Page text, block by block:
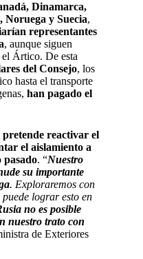
Dinamarca,
y Suecia,
representantes
, aunque siguen
Ártico. De esta
del Consejo, los
hasta el transporte
han pagado el
pretende reactivar el
el aislamiento a
pasado. “Nuestro
su importante
. Exploraremos con
puede lograr esto en
no es posible
nuestro trato con
de Exteriores